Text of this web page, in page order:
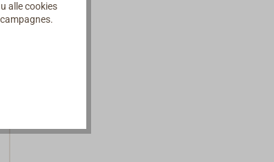
alle cookies